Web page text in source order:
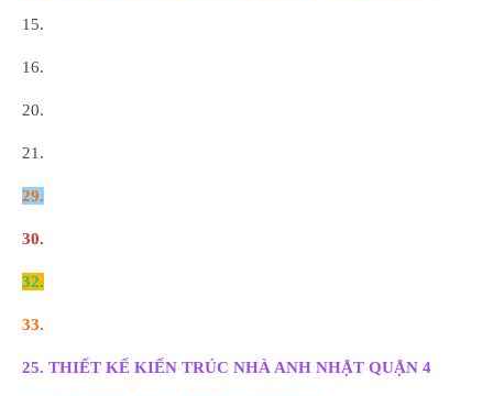
15.
16.
20.
21.
29.
30.
32.
33.
25. THIẾT KẾ KIẾN TRÚC NHÀ ANH NHẬT QUẬN 4